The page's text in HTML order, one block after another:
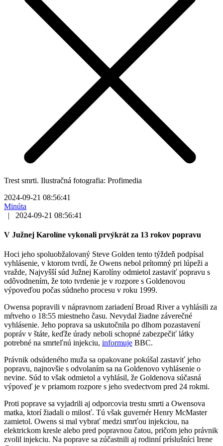
Trest smrti. Ilustračná fotografia: Profimedia
2024-09-21 08:56:41
Minúta
|
2024-09-21 08:56:41
V Južnej Karolíne vykonali prvýkrát za 13 rokov popravu
Hoci jeho spoluobžalovaný Steve Golden tento týždeň podpísal
vyhlásenie, v ktorom tvrdí, že Owens nebol prítomný pri lúpeži a
vražde, Najvyšší súd Južnej Karolíny odmietol zastaviť popravu s
odôvodnením, že toto tvrdenie je v rozpore s Goldenovou
výpoveďou počas súdneho procesu v roku 1999.
Owensa popravili v nápravnom zariadení Broad River a vyhlásili za
mŕtveho o 18:55 miestneho času. Nevydal žiadne záverečné
vyhlásenie. Jeho poprava sa uskutočnila po dlhom pozastavení
popráv v štáte, keďže úrady neboli schopné zabezpečiť látky
potrebné na smrteľnú injekciu, informuje BBC.
Právnik odsúdeného muža sa opakovane pokúšal zastaviť jeho
popravu, najnovšie s odvolaním sa na Goldenovo vyhlásenie o
nevine. Súd to však odmietol a vyhlásil, že Goldenova súčasná
výpoveď je v priamom rozpore s jeho svedectvom pred 24 rokmi.
Proti poprave sa vyjadrili aj odporcovia trestu smrti a Owensova
matka, ktorí žiadali o milosť. Tú však guvernér Henry McMaster
zamietol. Owens si mal vybrať medzi smrťou injekciou, na
elektrickom kresle alebo pred popravnou čatou, pričom jeho právnik
zvolil injekciu. Na poprave sa zúčastnili aj rodinní príslušníci Irene